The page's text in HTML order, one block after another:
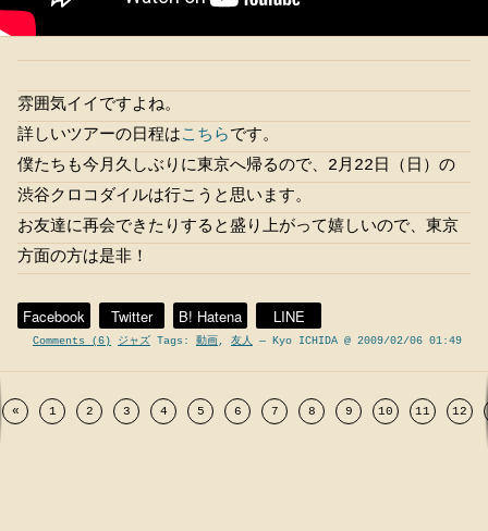
雰囲気イイですよね。
詳しいツアーの日程はこちらです。
僕たちも今月久しぶりに東京へ帰るので、2月22日（日）の
渋谷クロコダイルは行こうと思います。
お友達に再会できたりすると盛り上がって嬉しいので、東京
方面の方は是非！
Facebook Twitter B! Hatena LINE
Comments (6) ジャズ Tags: 動画 , 友人 — Kyo ICHIDA @ 2009/02/06 01:49
« 1 2 3 4 5 6 7 8 9 10 11 12